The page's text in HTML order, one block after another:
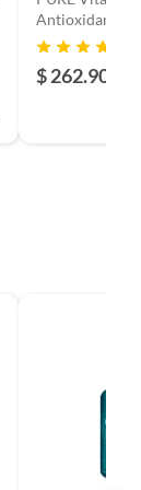
Antioxidante x
Roche Posay
$ 262.900